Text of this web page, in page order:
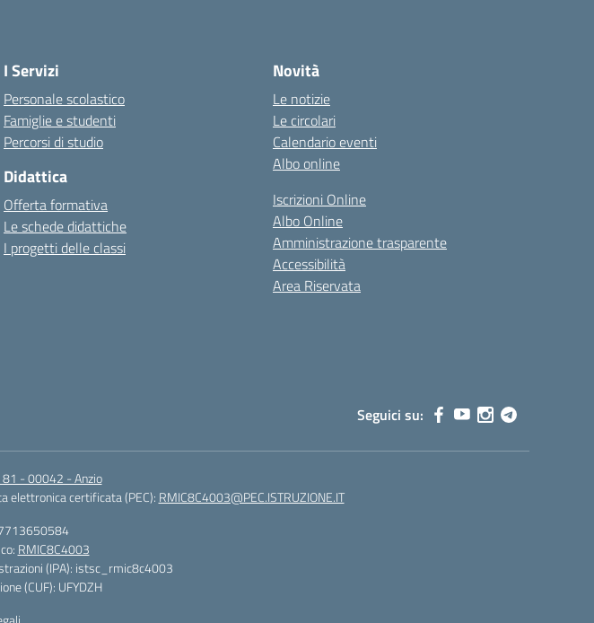
I Servizi
Personale scolastico
Famiglie e studenti
Percorsi di studio
Didattica
Offerta formativa
Le schede didattiche
I progetti delle classi
Novità
Le notizie
Le circolari
Calendario eventi
Albo online
Iscrizioni Online
Albo Online
Amministrazione trasparente
Accessibilità
Area Riservata
Seguici su:
81 - 00042 - Anzio
elettronica certificata (PEC): RMIC8C4003@PEC.ISTRUZIONE.IT
RMIC8C4003
(IPA): istsc_rmic8c4003
(CUF): UFYDZH